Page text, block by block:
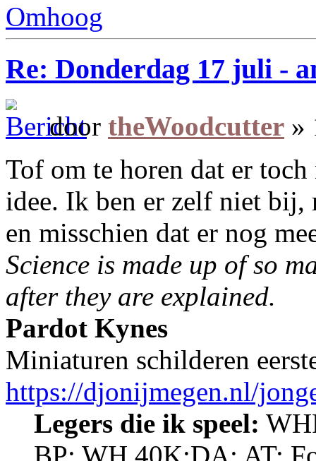
Omhoog
Re: Donderdag 17 juli -
door theWoodcutter »
Tof om te horen dat er
idee. Ik ben er zelf niet bij,
en misschien dat er nog
Science is made up of so
after they are explained.
Pardot Kynes
Miniaturen schilderen
https://djonijmegen.nl/
Legers die ik speel: